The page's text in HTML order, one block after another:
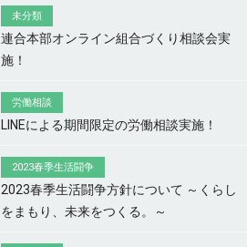
未分類
連合本部オンライン組合づくり相談会実
施！
労働相談
LINEによる期間限定の労働相談実施！
2023春季生活闘争
2023春季生活闘争方針について ～くらし
をまもり、未来をつくる。～